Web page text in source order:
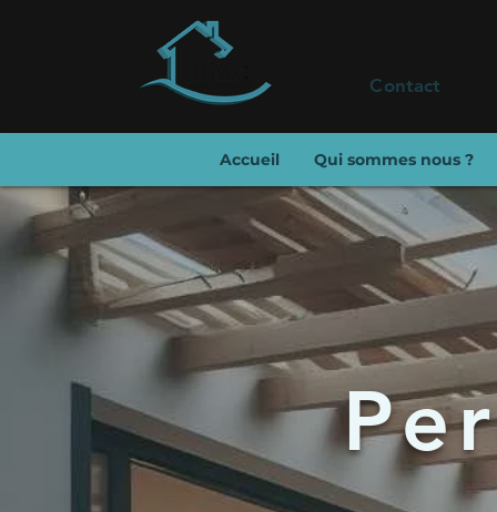
Contact
Accueil Qui sommes nous ?